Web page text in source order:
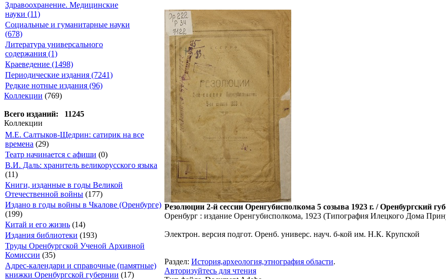
Здравоохранение. Медицинские
науки (11)
Социальные и гуманитарные науки
(678)
Литература универсального
содержания (1)
Краеведение (1498)
Периодические издания (7241)
Редкие нотные издания (96)
Коллекции (769)
Всего изданий: 11245
Коллекции
М.Е. Салтыков-Щедрин: сатирик на все
времена (29)
Театр начинается с афиши (0)
В.И. Даль: хранитель великорусского языка
(11)
Книги, изданные в годы Великой
Отечественной войны (177)
Издано в годы войны в Чкалове (Оренбурге)
(199)
Китай и его жизнь (14)
Издания библиотеки (193)
Труды Оренбургской Ученой Архивной
Комиссии (35)
Адрес-календари и справочные (памятные)
книжки Оренбургской губернии (17)
Резолюции 2-й сессии Оренгубисполкома 5 созыва 1923 г. / Оренбургский
Оренбург : издание Оренгубисполкома, 1923 (Типография Илецкого Дома
Электрон. версия подгот. Оренб. универс. науч. б-кой им. Н.К. Крупской
Раздел: История,археология,этнография области.
Авторизуйтесь для чтения